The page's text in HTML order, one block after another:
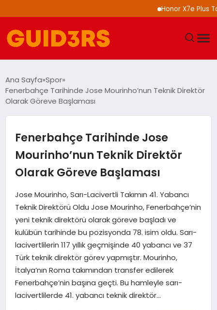
Honor X7e Plus
YAŞAM
SAĞLIK
EKONOMI
MAGAZIN
EĞITIM
Ana Sayfa Spor
Fenerbahçe Tarihinde Jose Mourinho’nun Teknik Direktör
Olarak Göreve Başlaması
Fenerbahçe Tarihinde Jose
Mourinho’nun Teknik Direktör
Olarak Göreve Başlaması
Jose Mourinho, Sarı-Lacivertli Takımın 41. Yabancı
Teknik Direktörü Oldu Jose Mourinho, Fenerbahçe’nin
yeni teknik direktörü olarak göreve başladı ve
kulübün tarihinde bu pozisyonda 78. isim oldu. Sarı-
lacivertlilerin 117 yıllık geçmişinde 40 yabancı ve 37
Türk teknik direktör görev yapmıştır. Mourinho,
İtalya’nın Roma takımından transfer edilerek
Fenerbahçe’nin başına geçti. Bu hamleyle sarı-
lacivertlilerde 41. yabancı teknik direktör…